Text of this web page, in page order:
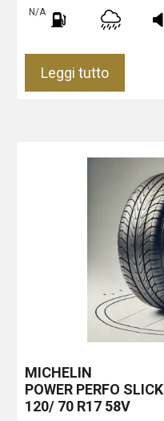
N/A
Leggi tutto
MICHELIN
POWER PERFO SLICK
120/ 70 R17 58V